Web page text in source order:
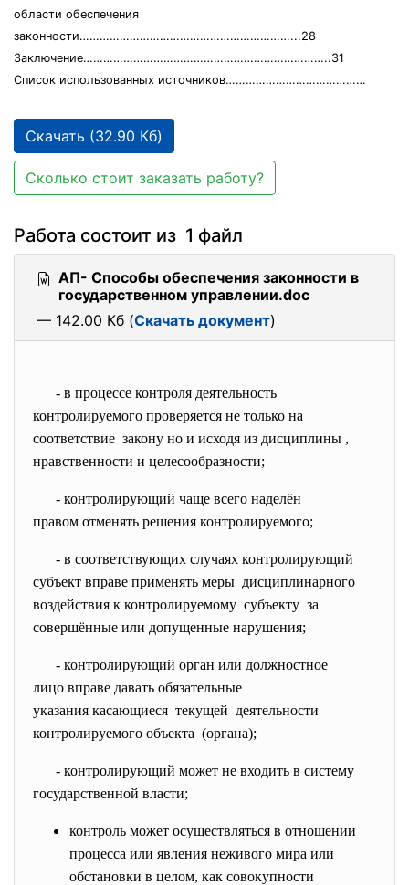
области обеспечения
законности………………………………………………………...28
Заключение………………………………………………………………..31
Список использованных источников……………………………………
Скачать (32.90 Кб)
Сколько стоит заказать работу?
Работа состоит из 1 файл
АП- Способы обеспечения законности в
государственном управлении.doc
— 142.00 Кб (Скачать документ)
- в процессе контроля деятельность
контролируемого проверяется не только на
соответствие закону но и исходя из дисциплины ,
нравственности и целесообразности;
- контролирующий чаще всего наделён
правом отменять решения контролируемого;
- в соответствующих случаях контролирующий
субъект вправе применять меры дисциплинарного
воздействия к контролируемому субъекту за
совершённые или допущенные нарушения;
- контролирующий орган или должностное
лицо вправе давать обязательные
указания касающиеся текущей деятельности
контролируемого объекта (органа);
- контролирующий может не входить в систему
государственной власти;
контроль может осуществляться в отношении
процесса или явления неживого мира или
обстановки в целом, как совокупности